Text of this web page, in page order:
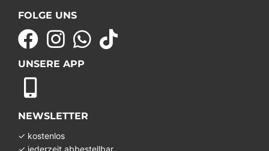
FOLGE UNS
UNSERE APP
NEWSLETTER
✓ kostenlos
✓ jederzeit abbestellbar